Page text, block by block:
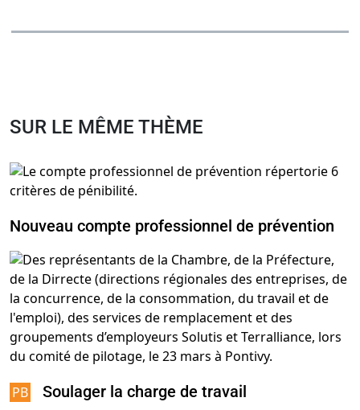
SUR LE MÊME THÈME
Nouveau compte professionnel de prévention
Soulager la charge de travail